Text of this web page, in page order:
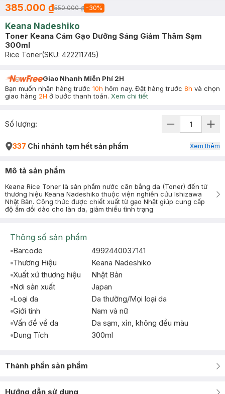
385.000 ₫550.000 ₫ -30%
Keana Nadeshiko
Toner Keana Cám Gạo Dưỡng Sáng Giảm Thâm Sạm
300ml
Rice Toner(SKU: 422211745)
Giao Nhanh Miễn Phí 2H
Bạn muốn nhận hàng trước 10h hôm nay. Đặt hàng trước 8h và chọn
giao hàng 2H ở bước thanh toán. Xem chi tiết
Số lượng:
337 Chi nhánh tạm hết sản phẩm Xem thêm
Mô tả sản phẩm
Keana Rice Toner là sản phẩm nước cân bằng da (Toner) đến từ
thương hiệu Keana Nadeshiko thuộc viện nghiên cứu Ishizawa
Nhật Bản. Công thức được chiết xuất từ gạo Nhật giúp cung cấp
độ ẩm dồi dào cho làn da, giảm thiểu tình trạng
Thông số sản phẩm
Barcode
4992440037141
Thương Hiệu
Keana Nadeshiko
Xuất xứ thương hiệu
Nhật Bản
Nơi sản xuất
Japan
Loại da
Da thường/Mọi loại da
Giới tính
Nam và nữ
Vấn đề về da
Da sạm, xỉn, không đều màu
Dung Tích
300ml
Thành phần sản phẩm
Hướng dẫn sử dụng